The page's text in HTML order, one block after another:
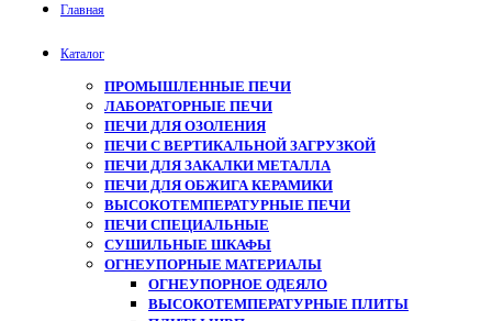
Главная
Каталог
ПРОМЫШЛЕННЫЕ ПЕЧИ
ЛАБОРАТОРНЫЕ ПЕЧИ
ПЕЧИ ДЛЯ ОЗОЛЕНИЯ
ПЕЧИ С ВЕРТИКАЛЬНОЙ ЗАГРУЗКОЙ
ПЕЧИ ДЛЯ ЗАКАЛКИ МЕТАЛЛА
ПЕЧИ ДЛЯ ОБЖИГА КЕРАМИКИ
ВЫСОКОТЕМПЕРАТУРНЫЕ ПЕЧИ
ПЕЧИ СПЕЦИАЛЬНЫЕ
СУШИЛЬНЫЕ ШКАФЫ
ОГНЕУПОРНЫЕ МАТЕРИАЛЫ
ОГНЕУПОРНОЕ ОДЕЯЛО
ВЫСОКОТЕМПЕРАТУРНЫЕ ПЛИТЫ